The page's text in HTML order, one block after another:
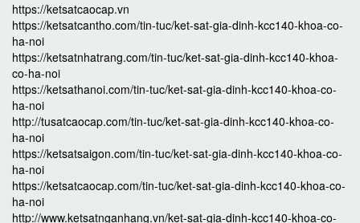
https://ketsatcaocap.vn
https://ketsatcantho.com/tin-tuc/ket-sat-gia-dinh-kcc140-khoa-co-
ha-noi
https://ketsatnhatrang.com/tin-tuc/ket-sat-gia-dinh-kcc140-khoa-
co-ha-noi
https://ketsathanoi.com/tin-tuc/ket-sat-gia-dinh-kcc140-khoa-co-
ha-noi
http://tusatcaocap.com/tin-tuc/ket-sat-gia-dinh-kcc140-khoa-co-
ha-noi
https://ketsatsaigon.com/tin-tuc/ket-sat-gia-dinh-kcc140-khoa-co-
ha-noi
https://ketsatcaocap.com/tin-tuc/ket-sat-gia-dinh-kcc140-khoa-co-
ha-noi
http://www.ketsatnganhang.vn/ket-sat-gia-dinh-kcc140-khoa-co-